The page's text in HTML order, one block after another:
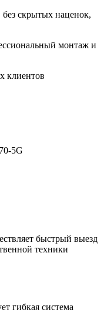
без скрытых наценок,
монтаж и
клиентов
5G
быстрый выезд
техники
гибкая система